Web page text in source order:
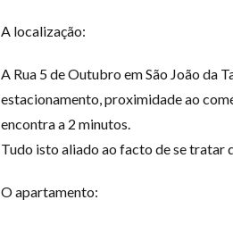
A localização:
A Rua 5 de Outubro em São João da
estacionamento, proximidade ao
encontra a 2 minutos.
Tudo isto aliado ao facto de se tratar
O apartamento: